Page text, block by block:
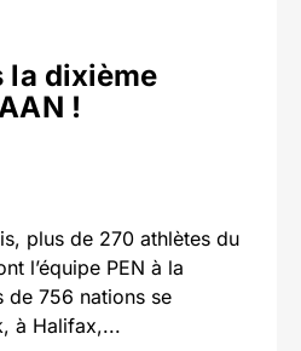
la dixième
!
plus de 270 athlètes du
l’équipe PEN à la
de 756 nations se
à Halifax,...